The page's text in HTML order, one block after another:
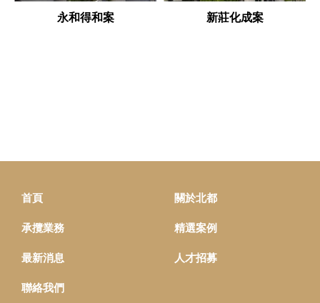
永和得和案 新莊化成案
首頁 關於北都
承攬業務 精選案例
最新消息 人才招募
聯絡我們